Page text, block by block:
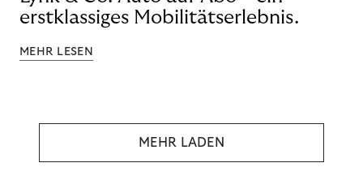
erstklassiges Mobilitätserlebnis.
MEHR LESEN
MEHR LADEN